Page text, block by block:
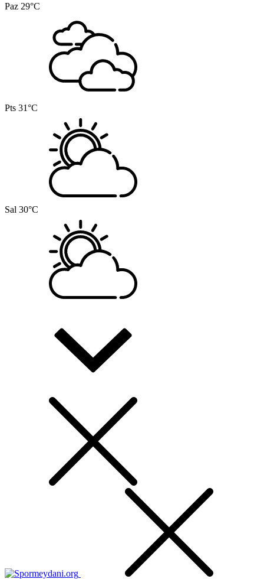
Paz 29°C
Pts 31°C
Sal 30°C